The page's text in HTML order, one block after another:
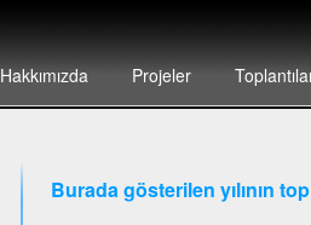
Hakkımızda Projeler
Burada gösterilen yılının